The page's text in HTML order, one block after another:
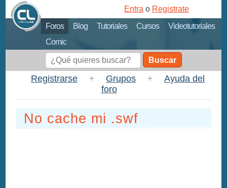
Foros Blog Tutoriales Cursos
Videotutoriales
Comic
Entra o Registrate
Buscar
Registrarse + Grupos +
Ayuda del
foro
No cache mi .swf